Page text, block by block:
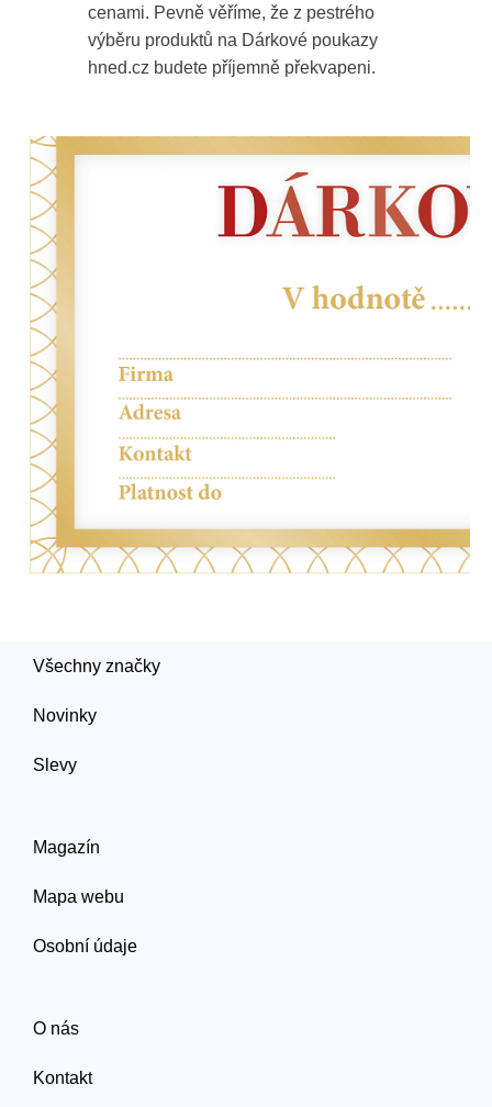
cenami. Pevně věříme, že z pestrého
výběru produktů na Dárkové poukazy
hned.cz budete příjemně překvapeni.
Všechny značky
Novinky
Slevy
Magazín
Mapa webu
Osobní údaje
O nás
Kontakt